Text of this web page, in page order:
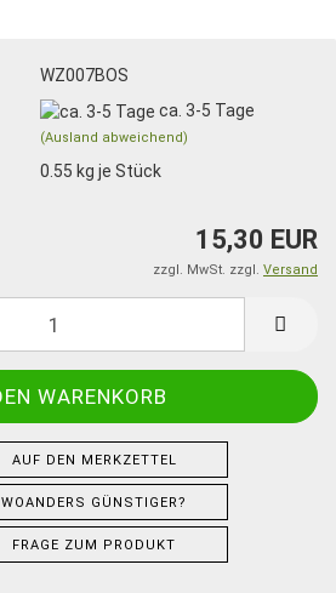
WZ007BOS
ca. 3-5 Tage
(Ausland abweichend)
0.55 kg je Stück
15,30 EUR
zzgl. MwSt. zzgl. Versand
AUF DEN MERKZETTEL
WOANDERS GÜNSTIGER?
FRAGE ZUM PRODUKT